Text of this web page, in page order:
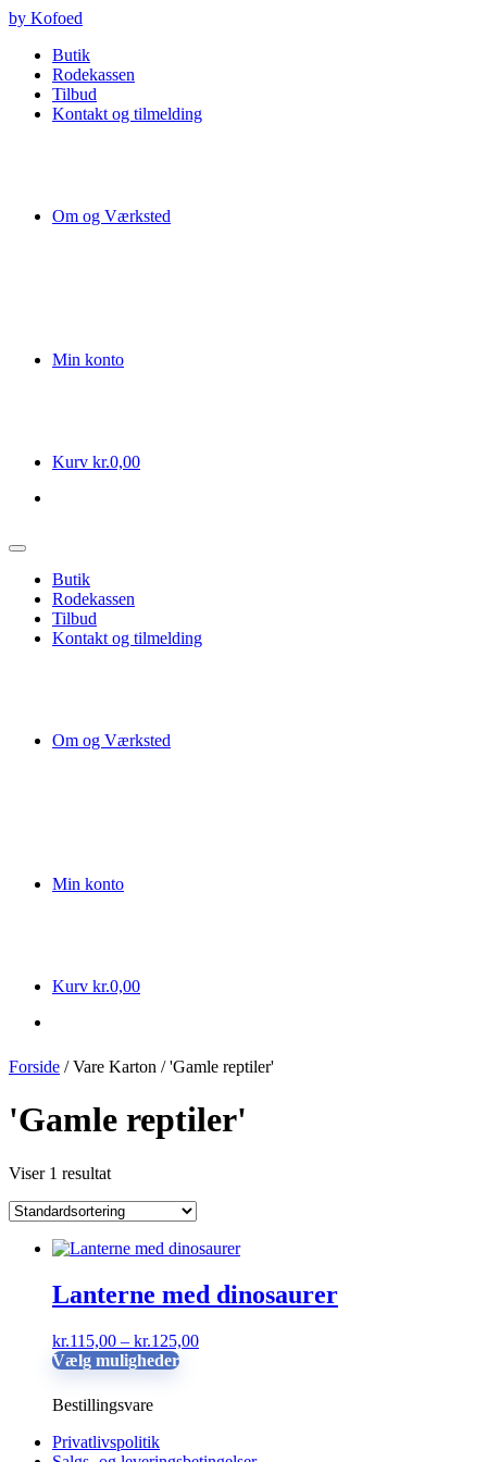
Videre
indhold
by Kofoed
Butik
Rodekassen
Tilbud
Kontakt og tilmelding
Om og Værksted
Min konto
Kurv kr.0,00
Butik
Rodekassen
Tilbud
Kontakt og tilmelding
Om og Værksted
Min konto
Kurv kr.0,00
Forside / Vare Karton / 'Gamle reptiler'
'Gamle reptiler'
Viser 1 resultat
Lanterne med dinosaurer
kr.115,00 – kr.125,00Prisinterval:
Vælg mulighederDette
Mulighederne
Bestillingsvare
Privatlivspolitik